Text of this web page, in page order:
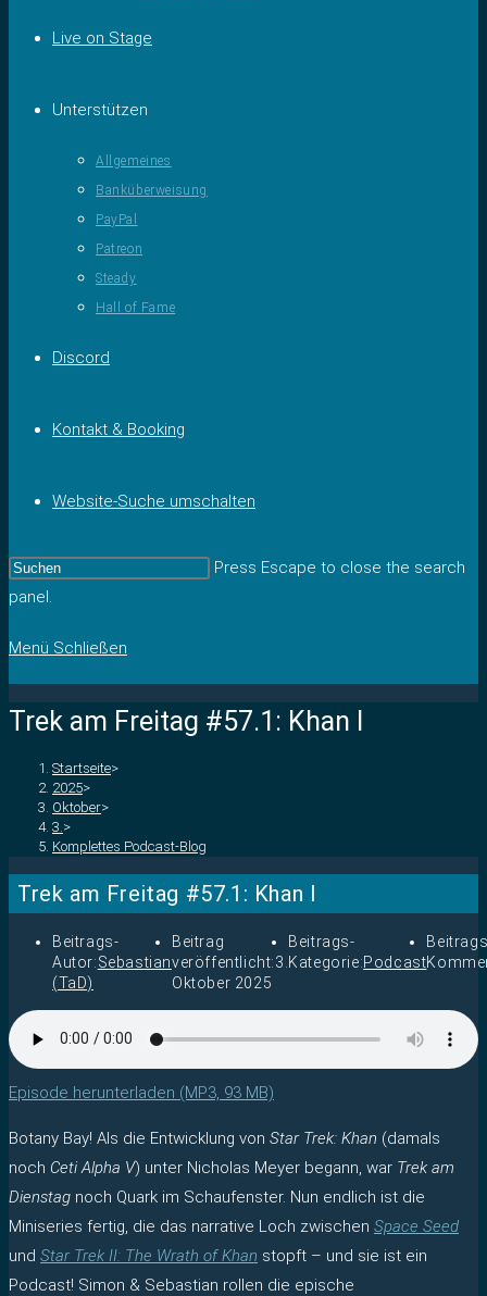
Live on Stage
Unterstützen
Allgemeines
Banküberweisung
PayPal
Patreon
Steady
Hall of Fame
Discord
Kontakt & Booking
Website-Suche umschalten
Press Escape to close the search
panel.
Menü Schließen
Trek am Freitag #57.1: Khan I
Startseite>
2025>
Oktober>
3. >
Komplettes Podcast-Blog
Trek am Freitag #57.1: Khan I
Beitrags-
Autor:Sebastian
(TaD)
Beitrag
veröffentlicht:3.
Oktober 2025
Beitrags-
Kategorie:Podcast
Episode herunterladen (MP3, 93 MB)
Botany Bay! Als die Entwicklung von Star Trek: Khan (damals
noch Ceti Alpha V) unter Nicholas Meyer begann, war Trek am
Dienstag noch Quark im Schaufenster. Nun endlich ist die
Miniseries fertig, die das narrative Loch zwischen Space Seed
und Star Trek II: The Wrath of Khan stopft – und sie ist ein
Podcast! Simon & Sebastian rollen die epische